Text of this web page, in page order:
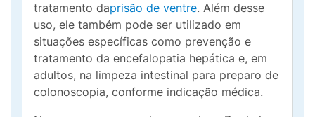
tratamento daprisão de ventre. Além desse
uso, ele também pode ser utilizado em
situações específicas como prevenção e
tratamento da encefalopatia hepática e, em
adultos, na limpeza intestinal para preparo de
colonoscopia, conforme indicação médica.